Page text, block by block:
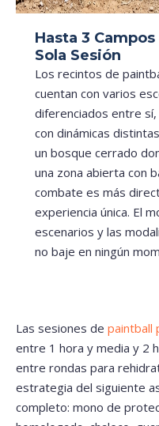
Hasta 3
Sola Sesión
Los recintos de
cuentan con varios
diferenciados entre
con dinámicas
un bosque cerrado
una zona abierta con
combate es más
experiencia única. El
escenarios y las
no baje en ningún
Las sesiones de paintball
entre 1 hora y media y 2
entre rondas para
estrategia del siguiente
completo: mono de